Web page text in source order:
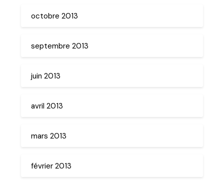
octobre 2013
septembre 2013
juin 2013
avril 2013
mars 2013
février 2013